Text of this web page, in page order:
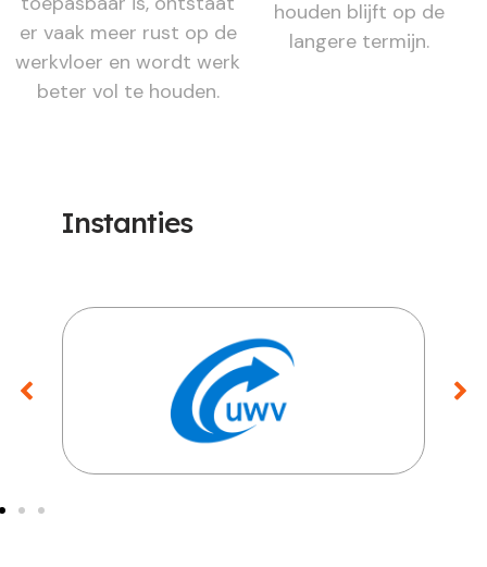
er vaak meer rust op de
werkvloer en wordt werk
beter vol te houden.
houden blijft op de
langere termijn.
Instanties